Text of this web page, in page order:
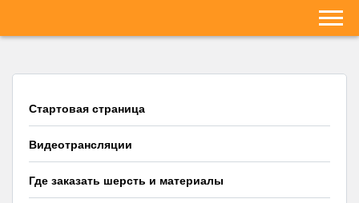
Стартовая страница
Видеотрансляции
Где заказать шерсть и материалы